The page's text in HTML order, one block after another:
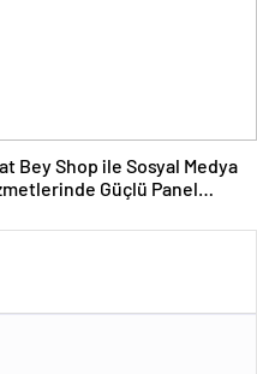
Bey Shop ile Sosyal Medya
Güçlü Panel